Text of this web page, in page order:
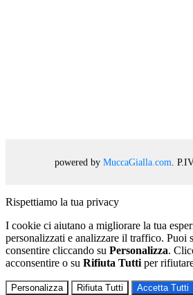
powered by MuccaGialla.com .
Rispettiamo la tua privacy
I cookie ci aiutano a migliorare la tua
personalizzati e analizzare il traffico. Puoi
consentire cliccando su Personalizza.
acconsentire o su Rifiuta Tutti per
Personalizza Rifiuta Tutti Accetta Tutti